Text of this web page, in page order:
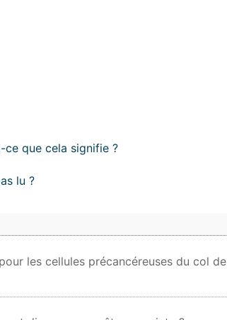
ce que cela signifie ?
lu ?
les cellules précancéreuses du col de